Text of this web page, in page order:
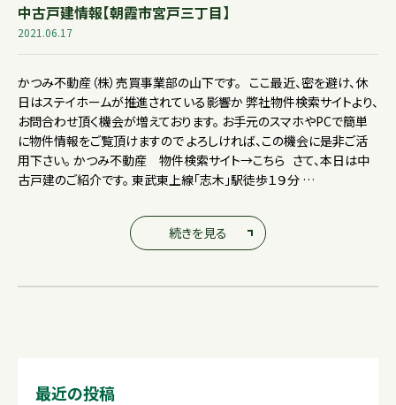
中古戸建情報【朝霞市宮戸三丁目】
2021.06.17
かつみ不動産（株）売買事業部の山下です。 ここ最近、密を避け、休
日はステイホームが推進されている影響か 弊社物件検索サイトより、
お問合わせ頂く機会が増えております。 お手元のスマホやPCで簡単
に物件情報をご覧頂けますので よろしければ、この機会に是非ご活
用下さい。 かつみ不動産 物件検索サイト→こちら さて、本日は中
古戸建のご紹介です。 東武東上線「志木」駅徒歩１９分 …
続きを見る
最近の投稿